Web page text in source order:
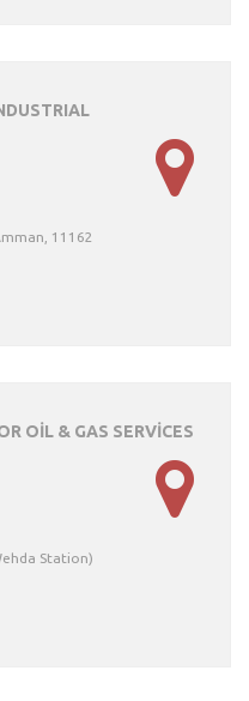
11162
OİL & GAS SERVİCES
Station)